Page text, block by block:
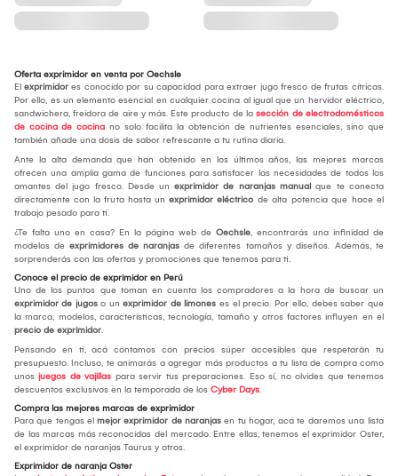
Oferta exprimidor en venta por Oechsle
El exprimidor es conocido por su capacidad para extraer jugo fresco de frutas cítricas.
Por ello, es un elemento esencial en cualquier cocina al igual que un hervidor eléctrico,
sandwichera, freidora de aire y más. Este producto de la sección de electrodomésticos
de cocina de cocina no solo facilita la obtención de nutrientes esenciales, sino que
también añade una dosis de sabor refrescante a tu rutina diaria.
Ante la alta demanda que han obtenido en los últimos años, las mejores marcas
ofrecen una amplia gama de funciones para satisfacer las necesidades de todos los
amantes del jugo fresco. Desde un exprimidor de naranjas manual que te conecta
directamente con la fruta hasta un exprimidor eléctrico de alta potencia que hace el
trabajo pesado para ti.
¿Te falta uno en casa? En la página web de Oechsle, encontrarás una infinidad de
modelos de exprimidores de naranjas de diferentes tamaños y diseños. Además, te
sorprenderás con las ofertas y promociones que tenemos para ti.
Conoce el precio de exprimidor en Perú
Uno de los puntos que toman en cuenta los compradores a la hora de buscar un
exprimidor de jugos o un exprimidor de limones es el precio. Por ello, debes saber que
la marca, modelos, características, tecnología, tamaño y otros factores influyen en el
precio de exprimidor.
Pensando en ti, acá contamos con precios súper accesibles que respetarán tu
presupuesto. Incluso, te animarás a agregar más productos a tu lista de compra como
unos juegos de vajillas para servir tus preparaciones. Eso sí, no olvides que tenemos
descuentos exclusivos en la temporada de los Cyber Days.
Compra las mejores marcas de exprimidor
Para que tengas el mejor exprimidor de naranjas en tu hogar, acá te daremos una lista
de las marcas más reconocidas del mercado. Entre ellas, tenemos el exprimidor Oster,
el exprimidor de naranjas Taurus y otros.
Exprimidor de naranja Oster